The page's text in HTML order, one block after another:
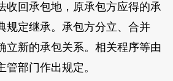
收回承包地，原承包方应得的承
规定继承。承包方分立、合并
立新的承包关系。相关程序等由
部门作出规定。